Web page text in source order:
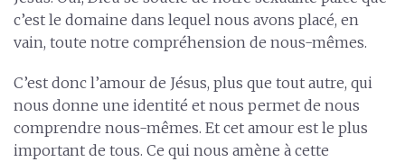
c’est le domaine dans lequel nous avons placé, en
vain, toute notre compréhension de nous-mêmes.
C’est donc l’amour de Jésus, plus que tout autre, qui
nous donne une identité et nous permet de nous
comprendre nous-mêmes. Et cet amour est le plus
important de tous. Ce qui nous amène à cette